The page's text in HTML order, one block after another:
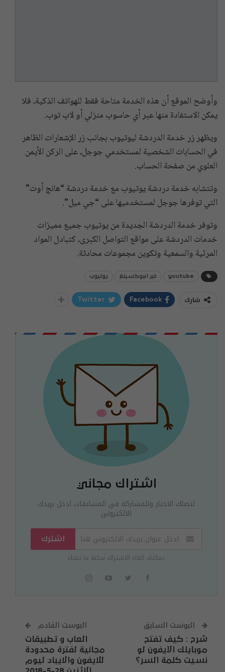
وأوضح الموقع أن هذه الخدمة متاحة فقط للهواتف الذكية، فلا
يمكن الاستفادة منها عبر أي حاسوب منزلي أو لاب توب.
ويظهر زر خدمة الدردشة ليوتيوب بجانب زر الإشعارات الظاهر
في الحسابات الشخصية لمستخدمي جوجل، على الركن الأيمن
العلوي من صفحة الحساب.
وتتشابه خدمة دردشة يوتيوب مع خدمة دردشة “هانج أوت”
التي توفرها جوجل لمستخدميها على “جي ميل”.
وتوفر خدمة الدردشة الجديدة من يوتيوب جميع مميزات
خدمات الدردشة على مواقع التواصل الكبرى، كتبادل المواد
المرئية والسمعية وتكوين مجموعات محادثة.
youtube خبر انبوكسينغ يوتيوب
شارك Facebook
Twitter
اشتراك مجاني
لتصلك الاخبار وللمشاركة في المسابقات ادخل بريدك
الالكتروني
اشترك
يمكنك الغاء الاشتراك ساعة ما تشاء
البوست السابق
شرح : كيف تفتح
موبايلك الآيفون لو
نسيت كلمة السر؟
البوست القادم
العاب و تطبيقات
مجانية لفترة محدودة
للايفون والايباد ليوم